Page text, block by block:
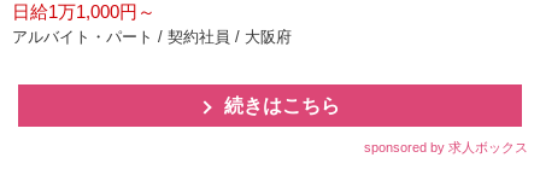
日給1万1,000円～
アルバイト・パート / 契約社員 / 大阪府
続きはこちら
sponsored by 求人ボックス